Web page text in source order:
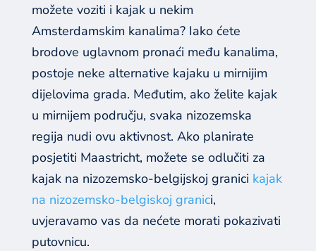
možete voziti i kajak u nekim
Amsterdamskim kanalima? Iako ćete
brodove uglavnom pronaći među kanalima,
postoje neke alternative kajaku u mirnijim
dijelovima grada. Međutim, ako želite kajak
u mirnijem području, svaka nizozemska
regija nudi ovu aktivnost. Ako planirate
posjetiti Maastricht, možete se odlučiti za
kajak na nizozemsko-belgijskoj granici kajak
na nizozemsko-belgiskoj granici,
uvjeravamo vas da nećete morati pokazivati ​​
putovnicu.